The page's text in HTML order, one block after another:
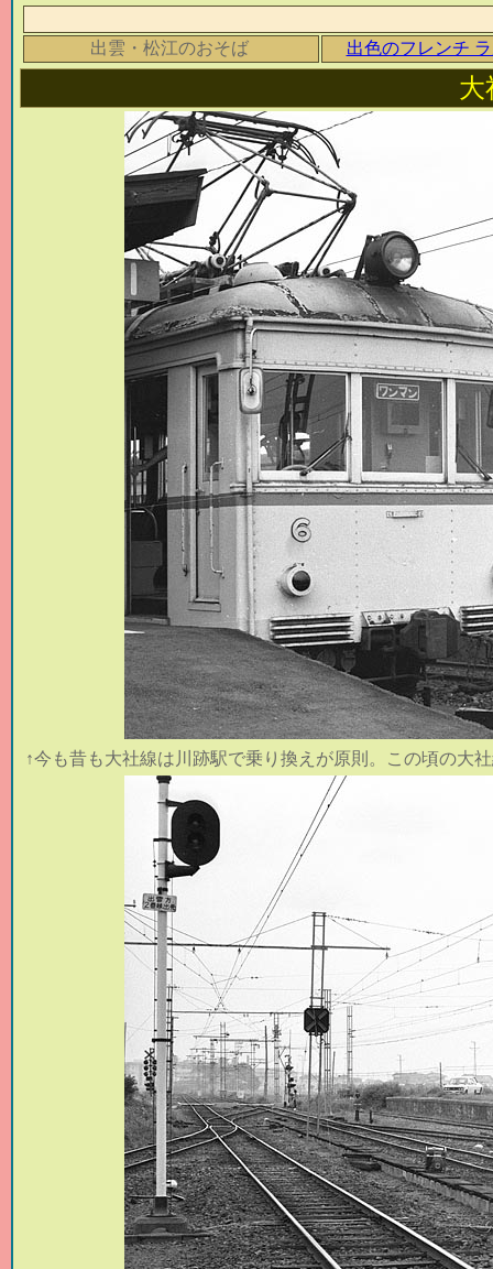
出雲・松江のおそば 出色のフレンチ
大
↑今も昔も大社線は川跡駅で乗り換えが原則。この頃の大